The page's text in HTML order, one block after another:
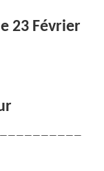
23 Février